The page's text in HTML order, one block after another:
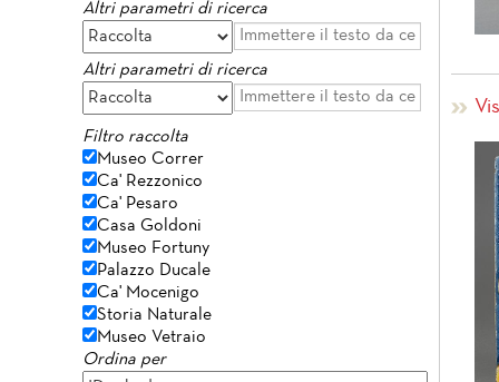
Altri parametri di ricerca
Altri parametri di ricerca
Filtro raccolta
Museo Correr
Ca' Rezzonico
Ca' Pesaro
Casa Goldoni
Museo Fortuny
Palazzo Ducale
Ca' Mocenigo
Storia Naturale
Museo Vetraio
Ordina per